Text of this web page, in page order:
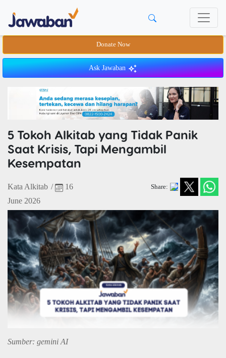
Donate Now
Ask Jawaban
5 Tokoh Alkitab yang Tidak Panik
Saat Krisis, Tapi Mengambil
Kesempatan
Kata Alkitab /
16
June 2026
Share:
Sumber: gemini AI